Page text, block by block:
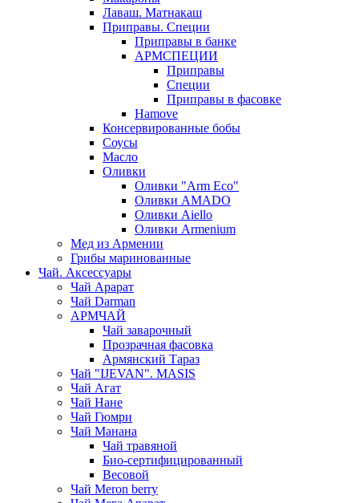
Лаваш. Матнакаш
Приправы. Специи
Приправы в банке
АРМСПЕЦИИ
Приправы
Специи
Приправы в фасовке
Hamove
Консервированные бобы
Соусы
Масло
Оливки
Оливки "Arm Eco"
Оливки AMADO
Оливки Aiello
Оливки Armenium
Мед из Армении
Грибы маринованные
Чай. Аксессуары
Чай Арарат
Чай Darman
АРМЧАЙ
Чай заварочный
Прозрачная фасовка
Армянский Тараз
Чай "IJEVAN". MASIS
Чай Агат
Чай Нане
Чай Гюмри
Чай Манана
Чай травяной
Био-сертифицированный
Весовой
Чай Meron berry